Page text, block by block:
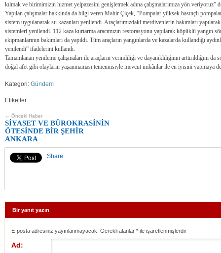
kılmak ve birimimizin hizmet yelpazesini genişletmek adına çalışmalarımıza yön veriyoruz”
Yapılan çalışmalar hakkında da bilgi veren Mahir Çiçek, “Pompalar yüksek basınçlı
sistem uygulanarak su kazanları yenilendi. Araçlarımızdaki merdivenlerin bakımları
sistemleri yenilendi. 112 kaza kurtarma aracımızın restorasyonu yapılarak köpüklü yangın
ekipmanlarının bakımları da yapıldı. Tüm araçların yangınlarda ve kazalarda kullandığı
yenilendi” ifadelerini kullandı.
Tamamlanan yenileme çalışmaları ile araçların verimliliği ve dayanıklılığının arttırıldığını
doğal afet gibi olayların yaşanmaması temennisiyle mevcut imkânlar ile en iyisini yapmaya
Kategori: Gündem
Etiketler:
← Önceki Haber
SİYASET VE BÜROKRASİNİN
ÖTESİNDE BİR ŞEHİR
ANKARA
Share
Bir yanıt yazın
E-posta adresiniz yayınlanmayacak. Gerekli alanlar * ile işaretlenmişlerdir
Ad: